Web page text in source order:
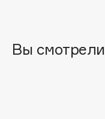
Bebble
Вы смотрели